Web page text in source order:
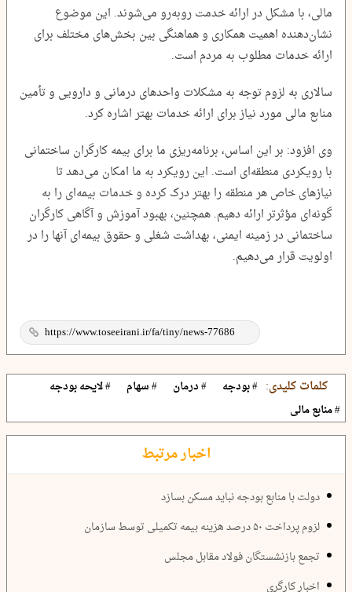
مالی، با مشکل در ارائه خدمت روبه‌رو می‌شوند. این موضوع
نشان‌دهنده اهمیت همکاری و هماهنگی بین بخش‌های مختلف برای
ارائه خدمات مطلوب به مردم است.
سالاری به لزوم توجه به مشکلات واحدهای درمانی و دارویی و تأمین
منابع مالی مورد نیاز برای ارائه خدمات بهتر اشاره کرد.
وی افزود: بر این اساس، برنامه‌ریزی ما برای بیمه کارگران ساختمانی
با رویکردی منطقه‌ای است. این رویکرد به ما امکان می‌دهد تا
نیازهای خاص هر منطقه را بهتر درک کرده و خدمات بیمه‌ای را به
گونه‌ای مؤثرتر ارائه دهیم. همچنین، بهبود آموزش و آگاهی کارگران
ساختمانی در زمینه ایمنی، بهداشت شغلی و حقوق بیمه‌ای آنها را در
اولویت قرار می‌دهیم.
کلمات کلیدی: # بودجه # درمان # سهام
# لایحه بودجه
# منابع مالی
اخبار مرتبط
دولت با منابع بودجه نباید مسکن بسازد
لزوم پرداخت ۵۰ درصد هزینه بیمه تکمیلی توسط سازمان
تجمع بازنشستگان فولاد مقابل مجلس
اخبار کارگری